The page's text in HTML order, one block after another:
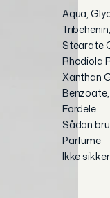
Aqua,
Stearate
Rhodiola
Xanthan
Fordele
Sådan
Parfume
Ikke